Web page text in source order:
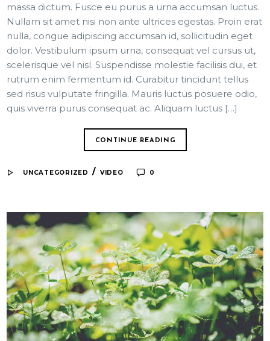
massa dictum. Fusce eu purus a urna accumsan luctus.
Nullam sit amet nisi non ante ultrices egestas. Proin erat
nulla, congue adipiscing accumsan id, sollicitudin eget
dolor. Vestibulum ipsum urna, consequat vel cursus ut,
scelerisque vel nisl. Suspendisse molestie facilisis dui, et
rutrum enim fermentum id. Curabitur tincidunt tellus
sed risus vulputate fringilla. Mauris luctus posuere odio,
quis viverra purus consequat ac. Aliquam luctus […]
CONTINUE READING
UNCATEGORIZED / VIDEO 0